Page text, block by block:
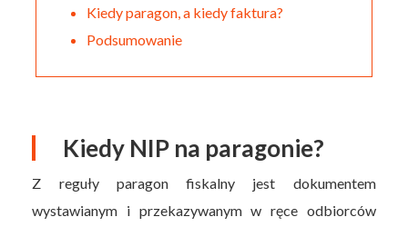
Kiedy paragon, a kiedy faktura?
Podsumowanie
Kiedy NIP na paragonie?
Z reguły paragon fiskalny jest dokumentem
wystawianym i przekazywanym w ręce odbiorców